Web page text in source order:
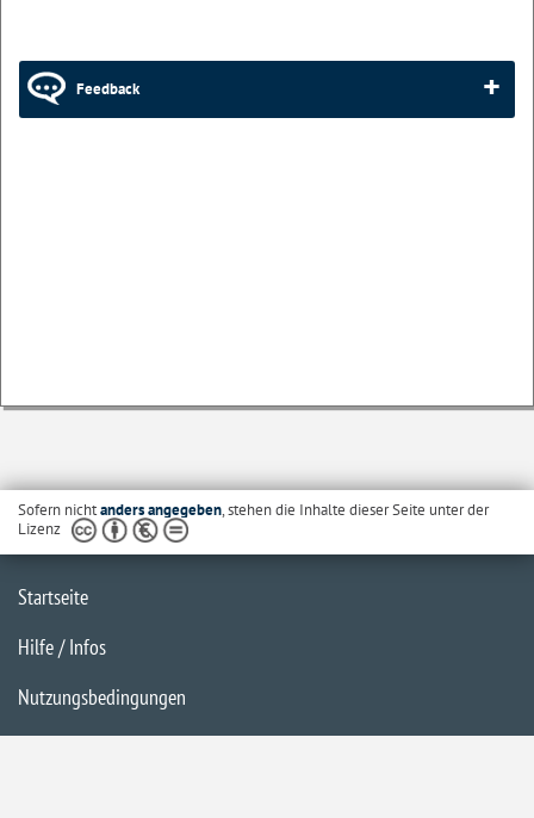
Feedback
Sofern nichtanders angegeben, stehen die Inhalte dieser Seite unter der
Lizenz
Startseite
Hilfe / Infos
Nutzungsbedingungen